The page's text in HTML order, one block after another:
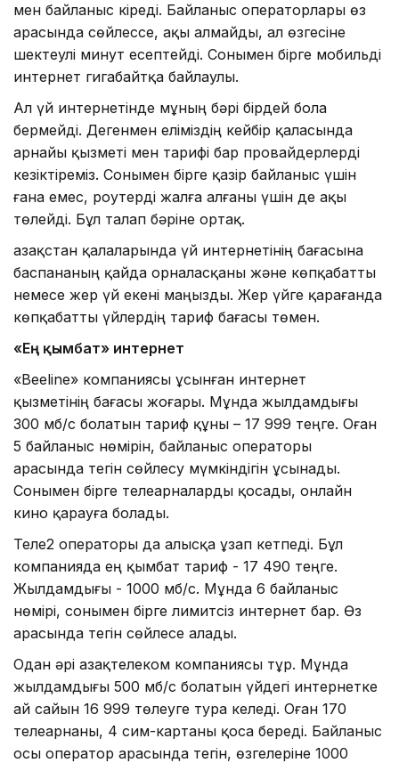
мен байланыс кіреді. Байланыс операторлары өз
арасында сөйлессе, ақы алмайды, ал өзгесіне
шектеулі минут есептейді. Сонымен бірге мобильді
интернет гигабайтқа байлаулы.
Ал үй интернетінде мұның бәрі бірдей бола
бермейді. Дегенмен еліміздің кейбір қаласында
арнайы қызметі мен тарифі бар провайдерлерді
кезіктіреміз. Сонымен бірге қазір байланыс үшін
ғана емес, роутерді жалға алғаны үшін де ақы
төлейді. Бұл талап бәріне ортақ.
Қазақстан қалаларында үй интернетінің бағасына
баспананың қайда орналасқаны және көпқабатты
немесе жер үй екені маңызды. Жер үйге қарағанда
көпқабатты үйлердің тариф бағасы төмен.
«Ең қымбат» интернет
«Beeline» компаниясы ұсынған интернет
қызметінің бағасы жоғары. Мұнда жылдамдығы
300 мб/с болатын тариф құны – 17 999 теңге. Оған
5 байланыс нөмірін, байланыс операторы
арасында тегін сөйлесу мүмкіндігін ұсынады.
Сонымен бірге телеарналарды қосады, онлайн
кино қарауға болады.
Теле2 операторы да алысқа ұзап кетпеді. Бұл
компанияда ең қымбат тариф - 17 490 теңге.
Жылдамдығы - 1000 мб/с. Мұнда 6 байланыс
нөмірі, сонымен бірге лимитсіз интернет бар. Өз
арасында тегін сөйлесе алады.
Одан әрі Қазақтелеком компаниясы тұр. Мұнда
жылдамдығы 500 мб/с болатын үйдегі интернетке
ай сайын 16 999 төлеуге тура келеді. Оған 170
телеарнаны, 4 сим-картаны қоса береді. Байланыс
осы оператор арасында тегін, өзгелеріне 1000